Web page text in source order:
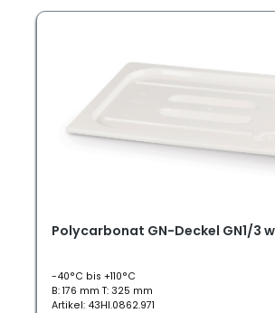
Polycarbonat GN-Deckel GN1/3
-40°C bis +110°C
B: 176 mm T: 325 mm
Artikel: 43HI.0862.971